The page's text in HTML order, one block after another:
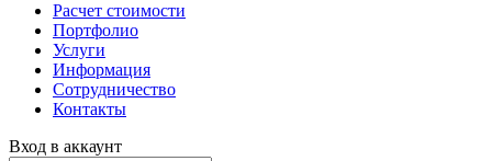
Расчет стоимости
Портфолио
Услуги
Информация
Сотрудничество
Контакты
Вход в аккаунт